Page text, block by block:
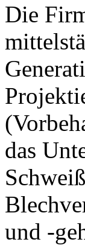
Die
das
und -